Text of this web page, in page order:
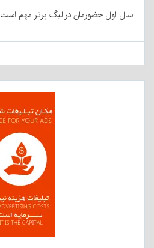
سال اول حضورمان در لیگ برتر مهم است